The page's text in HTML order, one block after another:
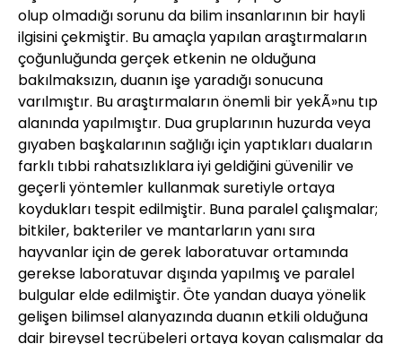
olup olmadığı sorunu da bilim insanlarının bir hayli
ilgisini çekmiştir. Bu amaçla yapılan araştırmaların
çoğunluğunda gerçek etkenin ne olduğuna
bakılmaksızın, duanın işe yaradığı sonucuna
varılmıştır. Bu araştırmaların önemli bir yekÃ»nu tıp
alanında yapılmıştır. Dua gruplarının huzurda veya
gıyaben başkalarının sağlığı için yaptıkları duaların
farklı tıbbi rahatsızlıklara iyi geldiğini güvenilir ve
geçerli yöntemler kullanmak suretiyle ortaya
koydukları tespit edilmiştir. Buna paralel çalışmalar;
bitkiler, bakteriler ve mantarların yanı sıra
hayvanlar için de gerek laboratuvar ortamında
gerekse laboratuvar dışında yapılmış ve paralel
bulgular elde edilmiştir. Öte yandan duaya yönelik
gelişen bilimsel alanyazında duanın etkili olduğuna
dair bireysel tecrübeleri ortaya koyan çalışmalar da